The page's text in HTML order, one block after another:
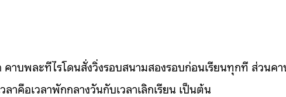
คาบพละทีไรโดนสั่งวิ่งรอบสนามสองรอบก่อนเรียนทุกที ส่วนค
าคือเวลาพักกลางวันกับเวลาเลิกเรียน เป็นต้น